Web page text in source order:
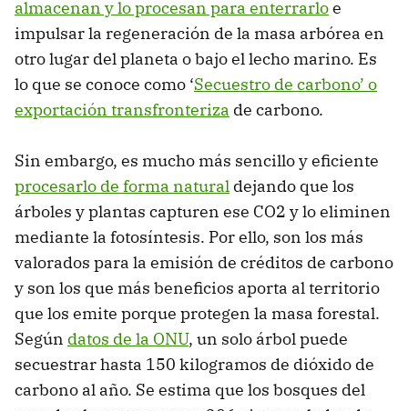
almacenan y lo procesan para enterrarloe
impulsar la regeneración de la masa arbórea en
otro lugar del planeta o bajo el lecho marino. Es
lo que se conoce como ‘Secuestro de carbono’ o
exportación transfronteriza de carbono.
Sin embargo, es mucho más sencillo y eficiente
procesarlo de forma natural dejando que los
árboles y plantas capturen ese CO2 y lo eliminen
mediante la fotosíntesis. Por ello, son los más
valorados para la emisión de créditos de carbono
y son los que más beneficios aporta al territorio
que los emite porque protegen la masa forestal.
Según datos de la ONU, un solo árbol puede
secuestrar hasta 150 kilogramos de dióxido de
carbono al año. Se estima que los bosques del